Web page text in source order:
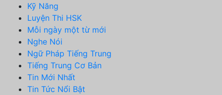
Kỹ Năng
Luyện Thi HSK
Mỗi ngày một từ mới
Nghe Nói
Ngữ Pháp Tiếng Trung
Tiếng Trung Cơ Bản
Tin Mới Nhất
Tin Tức Nổi Bật